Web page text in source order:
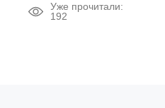
Уже прочитали:
192